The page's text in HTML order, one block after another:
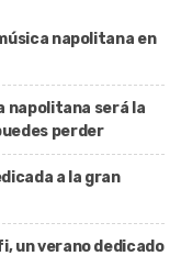
napolitana en
napolitana será la
perder
a la gran
un verano dedicado